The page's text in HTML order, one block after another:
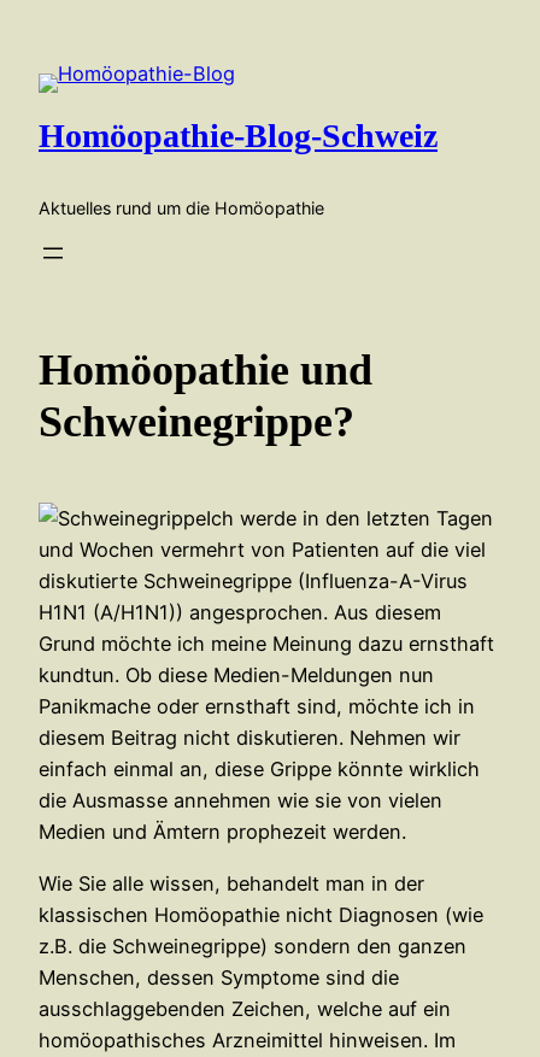
springen
Homöopathie-Blog-Schweiz
Aktuelles rund um die Homöopathie
Homöopathie und
Schweinegrippe?
Ich werde in den letzten Tagen
und Wochen vermehrt von Patienten auf die viel
diskutierte Schweinegrippe (Influenza-A-Virus
H1N1 (A/H1N1)) angesprochen. Aus diesem
Grund möchte ich meine Meinung dazu ernsthaft
kundtun. Ob diese Medien-Meldungen nun
Panikmache oder ernsthaft sind, möchte ich in
diesem Beitrag nicht diskutieren. Nehmen wir
einfach einmal an, diese Grippe könnte wirklich
die Ausmasse annehmen wie sie von vielen
Medien und Ämtern prophezeit werden.
Wie Sie alle wissen, behandelt man in der
klassischen Homöopathie nicht Diagnosen (wie
z.B. die Schweinegrippe) sondern den ganzen
Menschen, dessen Symptome sind die
ausschlaggebenden Zeichen, welche auf ein
homöopathisches Arzneimittel hinweisen. Im